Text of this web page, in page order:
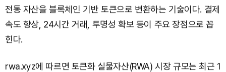
전통 자산을 블록체인 기반 토큰으로 변환하는 기술이다. 결제
속도 향상, 24시간 거래, 투명성 확보 등이 주요 장점으로 꼽
힌다.
rwa.xyz에 따르면 토큰화 실물자산(RWA) 시장 규모는 최근 1